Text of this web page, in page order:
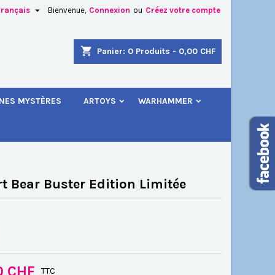
Bienvenue, Connexion ou Créez votre compte

shopping_cart Panier: 0 Produits - 0,00 CHF
MYSTÈRES ARTOYS WARHAMMER
Bear Buster Edition Limitée
TTC